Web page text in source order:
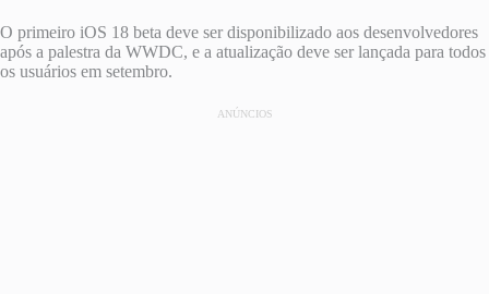
O primeiro iOS 18 beta deve ser disponibilizado aos desenvolvedores
após a palestra da WWDC, e a atualização deve ser lançada para todos
os usuários em setembro.
ANÚNCIOS